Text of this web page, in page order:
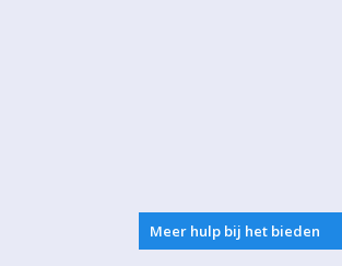
Meer hulp bij het bieden